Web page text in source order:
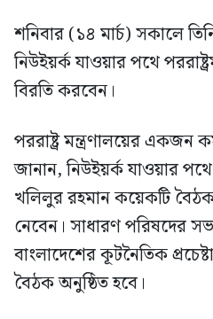
শনিবার (১৪ মার্চ) সকালে
নিউইয়র্ক যাওয়ার পথে
বিরতি করবেন।
পররাষ্ট্র মন্ত্রণালয়ের একজন
জানান, নিউইয়র্ক যাওয়ার
খলিলুর রহমান কয়েকটি
নেবেন। সাধারণ পরিষদের
বাংলাদেশের কূটনৈতিক
বৈঠক অনুষ্ঠিত হবে।